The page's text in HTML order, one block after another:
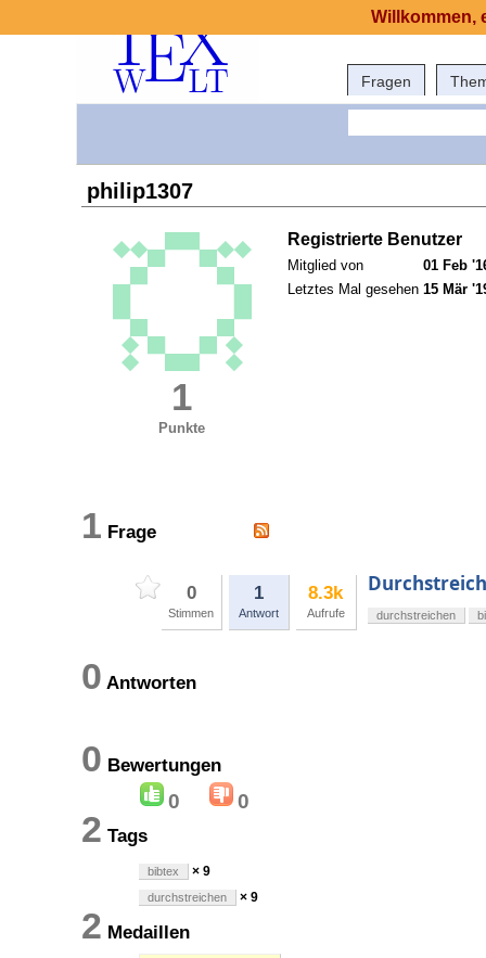
Fragen
philip1307
1
Punkte
Registrierte Benutzer
Mitglied von
01 Feb
Letztes Mal gesehen 15 Mär
1 Frage
0
Stimmen
1
Antwort
8.3k
Aufrufe durchstreichen
0 Antworten
0 Bewertungen
0 0
2 Tags
bibtex × 9
durchstreichen × 9
2 Medaillen
Willkommen,